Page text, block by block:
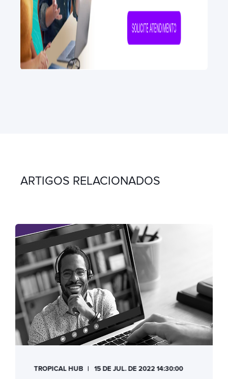
ARTIGOS RELACIONADOS
TROPICAL HUB 15 DE JUL. DE 2022 14:30:00